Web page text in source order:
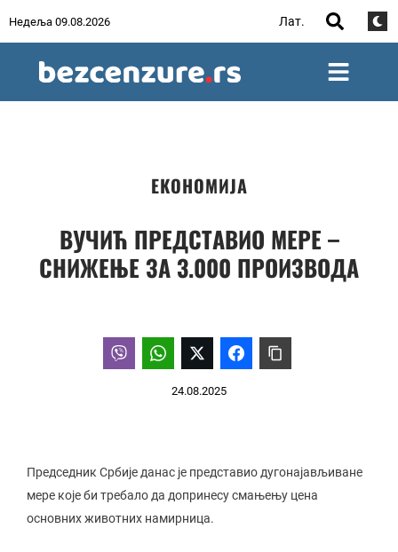
Недеља 09.08.2026 Лат.
ЕКОНОМИЈА
ВУЧИЋ ПРЕДСТАВИО МЕРЕ –
СНИЖЕЊЕ ЗА 3.000 ПРОИЗВОДА
24.08.2025
Председник Србије данас је представио дугонајављиване
мере које би требало да допринесу смањењу цена
основних животних намирница.